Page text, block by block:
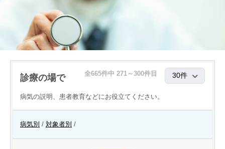
全665件中 271～300件目
診療の場で
病気の説明、患者教育などにお役立てください。
病気別 / 対象者別 /